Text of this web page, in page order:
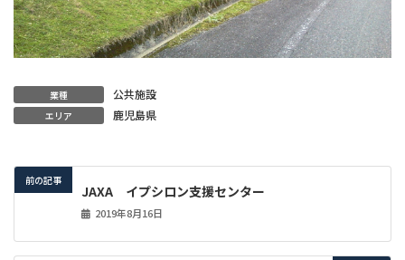
業種 公共施設
エリア 鹿児島県
前の記事
JAXA イプシロン支援センター
2019年8月16日